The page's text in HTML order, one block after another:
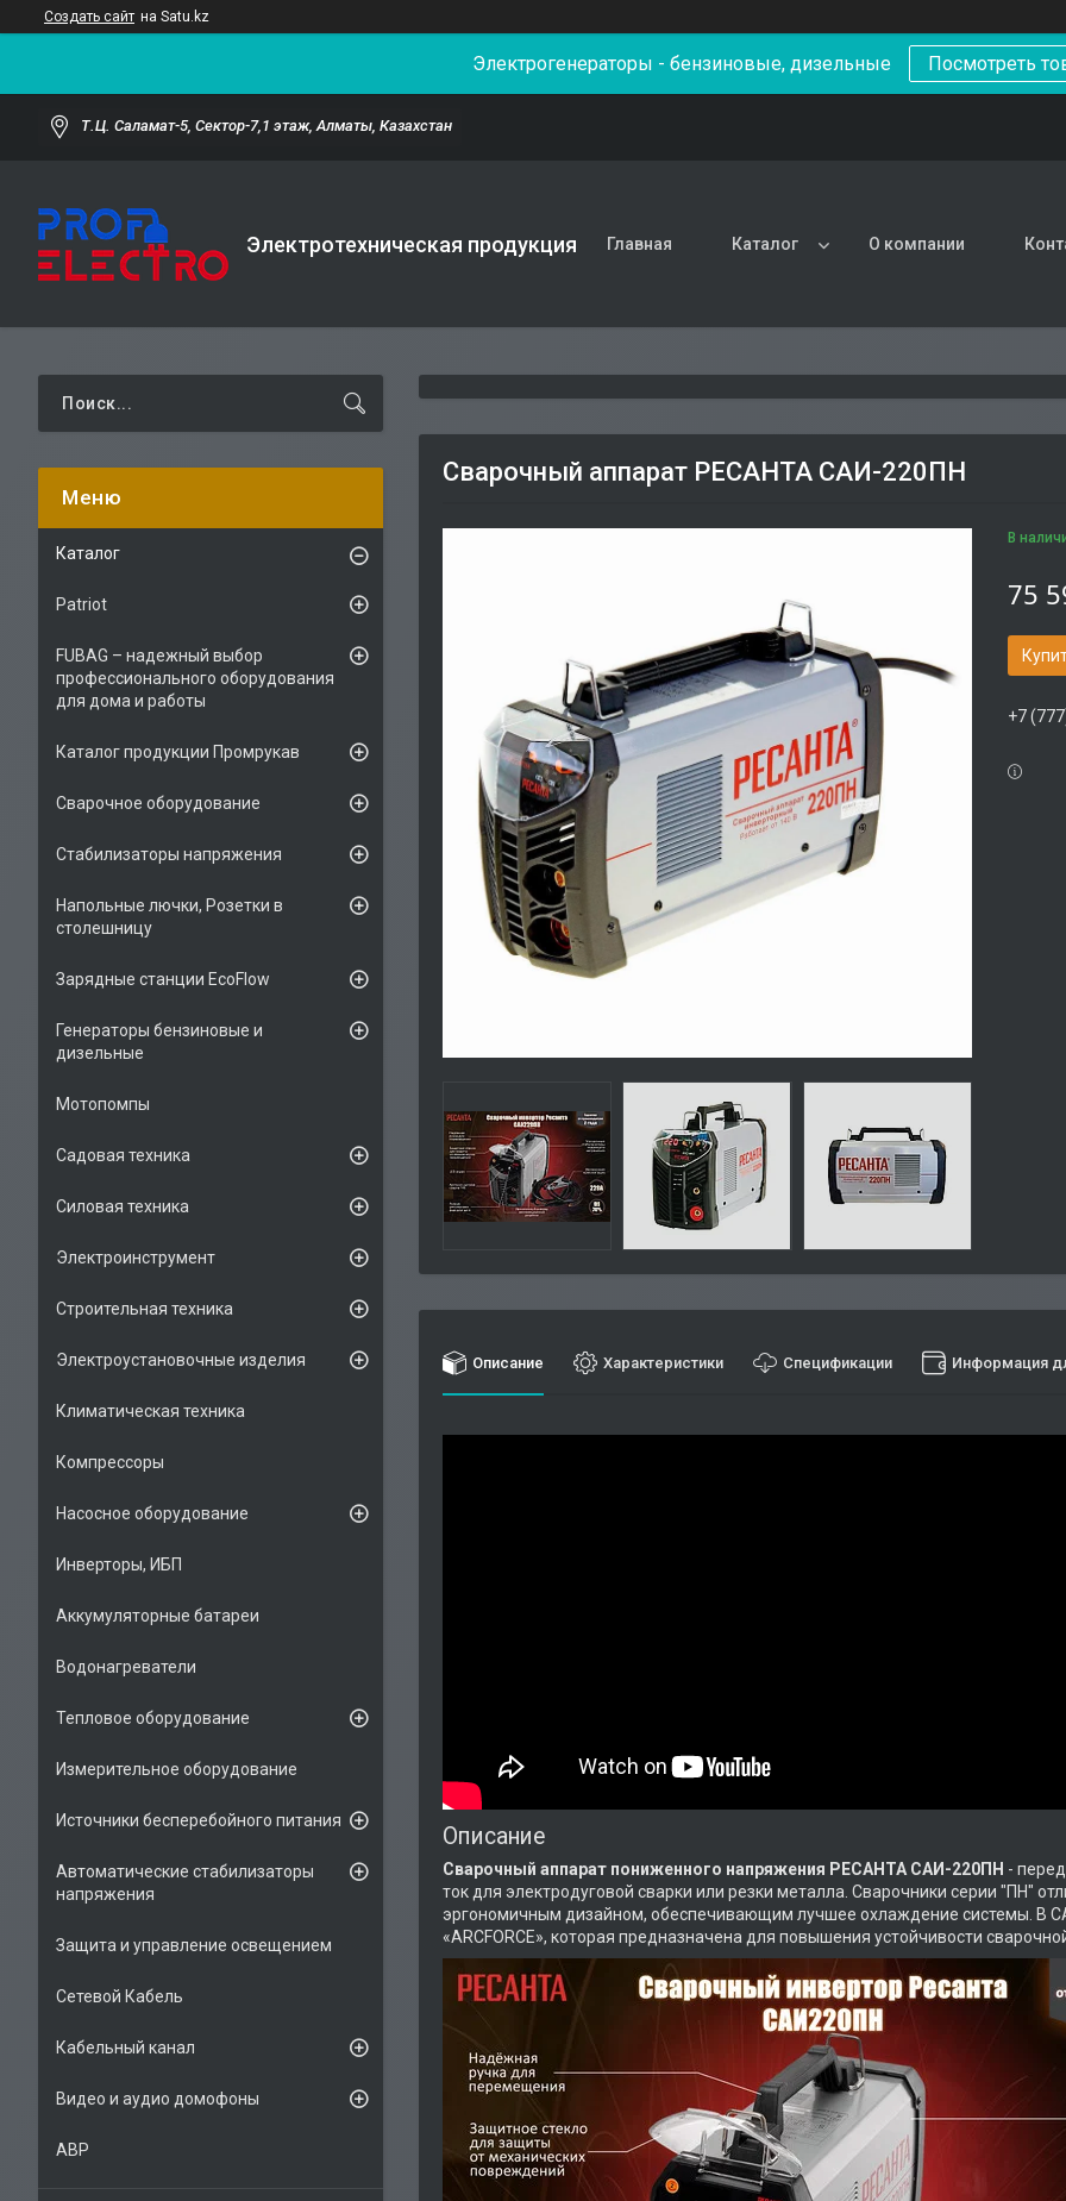
Создать сайт на Satu.kz
Электрогенераторы - бензиновые, дизельные Посмотреть
Т.Ц. Саламат-5, Cектор-7,1 этаж, Алматы, Казахстан
Электротехническая продукция Главная Каталог О компании
Сварочный аппарат РЕСАНТА САИ-220ПН
В
75
+7
Описание Характеристики Спецификации Информация
Описание
Сварочный аппарат пониженного напряжения РЕСАНТА САИ-220ПН -
ток для электродуговой сварки или резки металла. Сварочники серии "ПН"
эргономичным дизайном, обеспечивающим лучшее охлаждение системы. В
«ARCFORCE», которая предназначена для повышения устойчивости
Каталог
Patriot
FUBAG – надежный выбор
профессионального оборудования
для дома и работы
Каталог продукции Промрукав
Сварочное оборудование
Стабилизаторы напряжения
Напольные лючки, Розетки в
столешницу
Зарядные станции EcoFlow
Генераторы бензиновые и
дизельные
Мотопомпы
Садовая техника
Силовая техника
Электроинструмент
Строительная техника
Электроустановочные изделия
Климатическая техника
Компрессоры
Насосное оборудование
Инверторы, ИБП
Аккумуляторные батареи
Водонагреватели
Тепловое оборудование
Измерительное оборудование
Источники бесперебойного питания
Автоматические стабилизаторы
напряжения
Защита и управление освещением
Сетевой Кабель
Кабельный канал
Видео и аудио домофоны
АВР